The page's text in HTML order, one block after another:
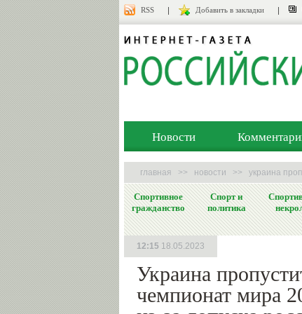
RSS Добавить в закладки
Новости
главная >> новости >> украина
Спортивное
гражданство
Спорт и
политика
Украина
чемпионат мира
12:15 18.05.2023